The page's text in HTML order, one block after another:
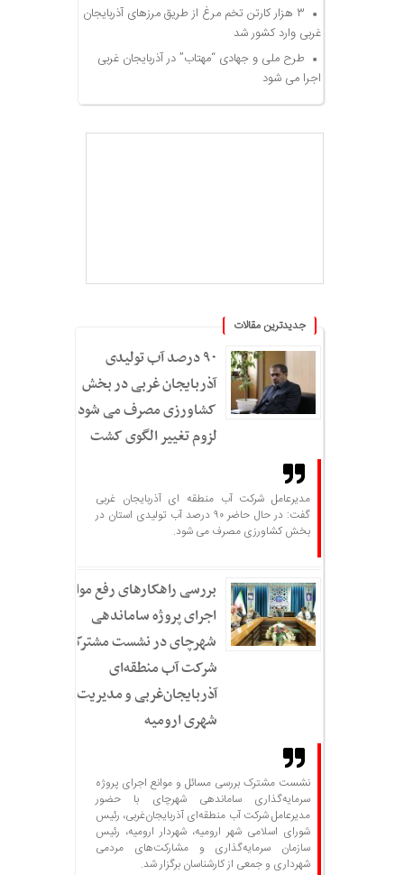
۳ هزار کارتن تخم مرغ از طریق مرزهای آذربایجان
غربی وارد کشور شد
طرح ملی و جهادی “مهتاب” در آذربایجان غربی
اجرا می شود
جدیدترین مقالات
۹۰ درصد آب تولیدی
آذربایجان غربی در بخش
کشاورزی مصرف می شود؛
لزوم تغییر الگوی کشت
مدیرعامل شرکت آب منطقه ای آذربایجان غربی
گفت: در حال حاضر ۹۰ درصد آب تولیدی استان در
بخش کشاورزی مصرف می شود.
بررسی راهکارهای رفع موانع
اجرای پروژه ساماندهی
شهرچای در نشست مشترک
شرکت آب منطقه‌ای
آذربایجان‌غربی و مدیریت
شهری ارومیه
نشست مشترک بررسی مسائل و موانع اجرای پروژه
سرمایه‌گذاری ساماندهی شهرچای با حضور
مدیرعامل شرکت آب منطقه‌ای آذربایجان‌غربی، رئیس
شورای اسلامی شهر ارومیه، شهردار ارومیه، رئیس
سازمان سرمایه‌گذاری و مشارکت‌های مردمی
شهرداری و جمعی از کارشناسان برگزار شد.